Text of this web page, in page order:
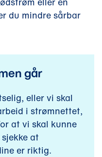
du mindre sårbar
går
eller vi skal
i strømnettet,
at vi skal kunne
at
er riktig.